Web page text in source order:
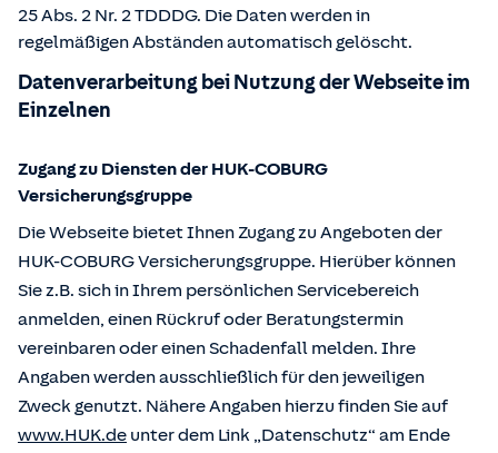
25 Abs. 2 Nr. 2 TDDDG. Die Daten werden in
regelmäßigen Abständen automatisch gelöscht.
Datenverarbeitung bei Nutzung der Webseite im
Einzelnen
Zugang zu Diensten der HUK-COBURG
Versicherungsgruppe
Die Webseite bietet Ihnen Zugang zu Angeboten der
HUK-COBURG Versicherungsgruppe. Hierüber können
Sie z.B. sich in Ihrem persönlichen Servicebereich
anmelden, einen Rückruf oder Beratungstermin
vereinbaren oder einen Schadenfall melden. Ihre
Angaben werden ausschließlich für den jeweiligen
Zweck genutzt. Nähere Angaben hierzu finden Sie auf
www.HUK.de unter dem Link „Datenschutz“ am Ende